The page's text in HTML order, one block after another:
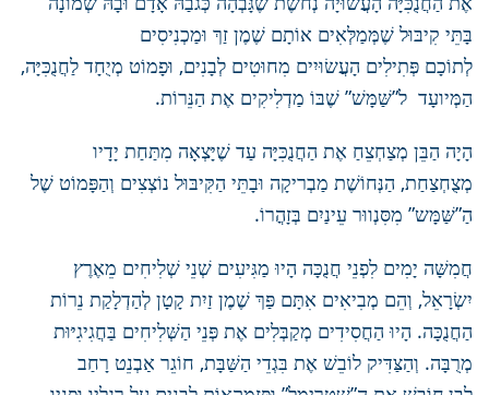
בָּתֵּי קִיבּוּל שֶׁמְּמַלְּאִים אוֹתָם שֶׁמֶן זַךְ וּמַכְנִיסִים
לְתוֹכָם פְּתִילִים הָעֲשׂוּיִים מִחוּטִים לְבָנִים, וּפָמוֹט מְיֻחָד לַחֲנֻכִּיָּה,
הַמְּיועָד ל”שַּׁמָּשׁ” שֶׁבּוֹ מַדְלִיקִים אֶת הַנֵּרוֹת.
הָיָה הַבֵּן מְצַחְצֵחַ אֶת הַחֲנֻכִּיָּה עַד שֶׁיָּצְאָה מִתַּחַת יָדָיו
מְצֻחְצַחַת, הַנְּחוֹשֶׁת מַבְריקָה וּבָתֵּי הַקִּיבּוּל נוֹצְצִים וְהַפָּמוֹט שֶׁל
הַ”שַּׁמָּש” מִסִּנְווּר עֵינַיִם בְּזָהֳרוֹ.
חֲמִשָּׁה יָמִים לִפְנֵי חֲנֻכָּה הָיוּ מַגִּיעִים שְׁנֵי שְׁלִיחִים מֵאֶרֶץ
יִשְׂרָאֵל, וְהֵם מְבִיאִים אִתָּם פַּךְ שֶׁמֶן זַיִת קָטָן לְהַדְלָקַת נֵרוֹת
הַחֲנֻכָּה. הָיוּ הַחֲסִידִים מְקַבְּלִים אֶת פְּנֵי הַשְּׁלִיחִים בַּחֲגִיגִיּוּת
מְרֻבָּה. וְהַצַּדִּיק לוֹבֵשׁ אֶת בִּגְדֵי הַשַּׁבָּת, חוֹגֵר אַבְנֵט רָחַב